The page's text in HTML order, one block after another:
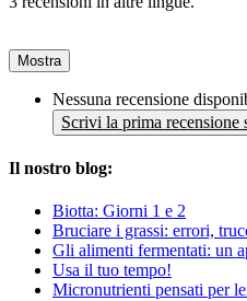
Mostra
Nessuna recensione
Scrivi la prima recensione
Il nostro blog:
Biotta: Giorni 1 e 2
Bruciare i grassi: errori,
Gli alimenti fermentati: un
Usa il tuo tempo!
Micronutrienti pensati per